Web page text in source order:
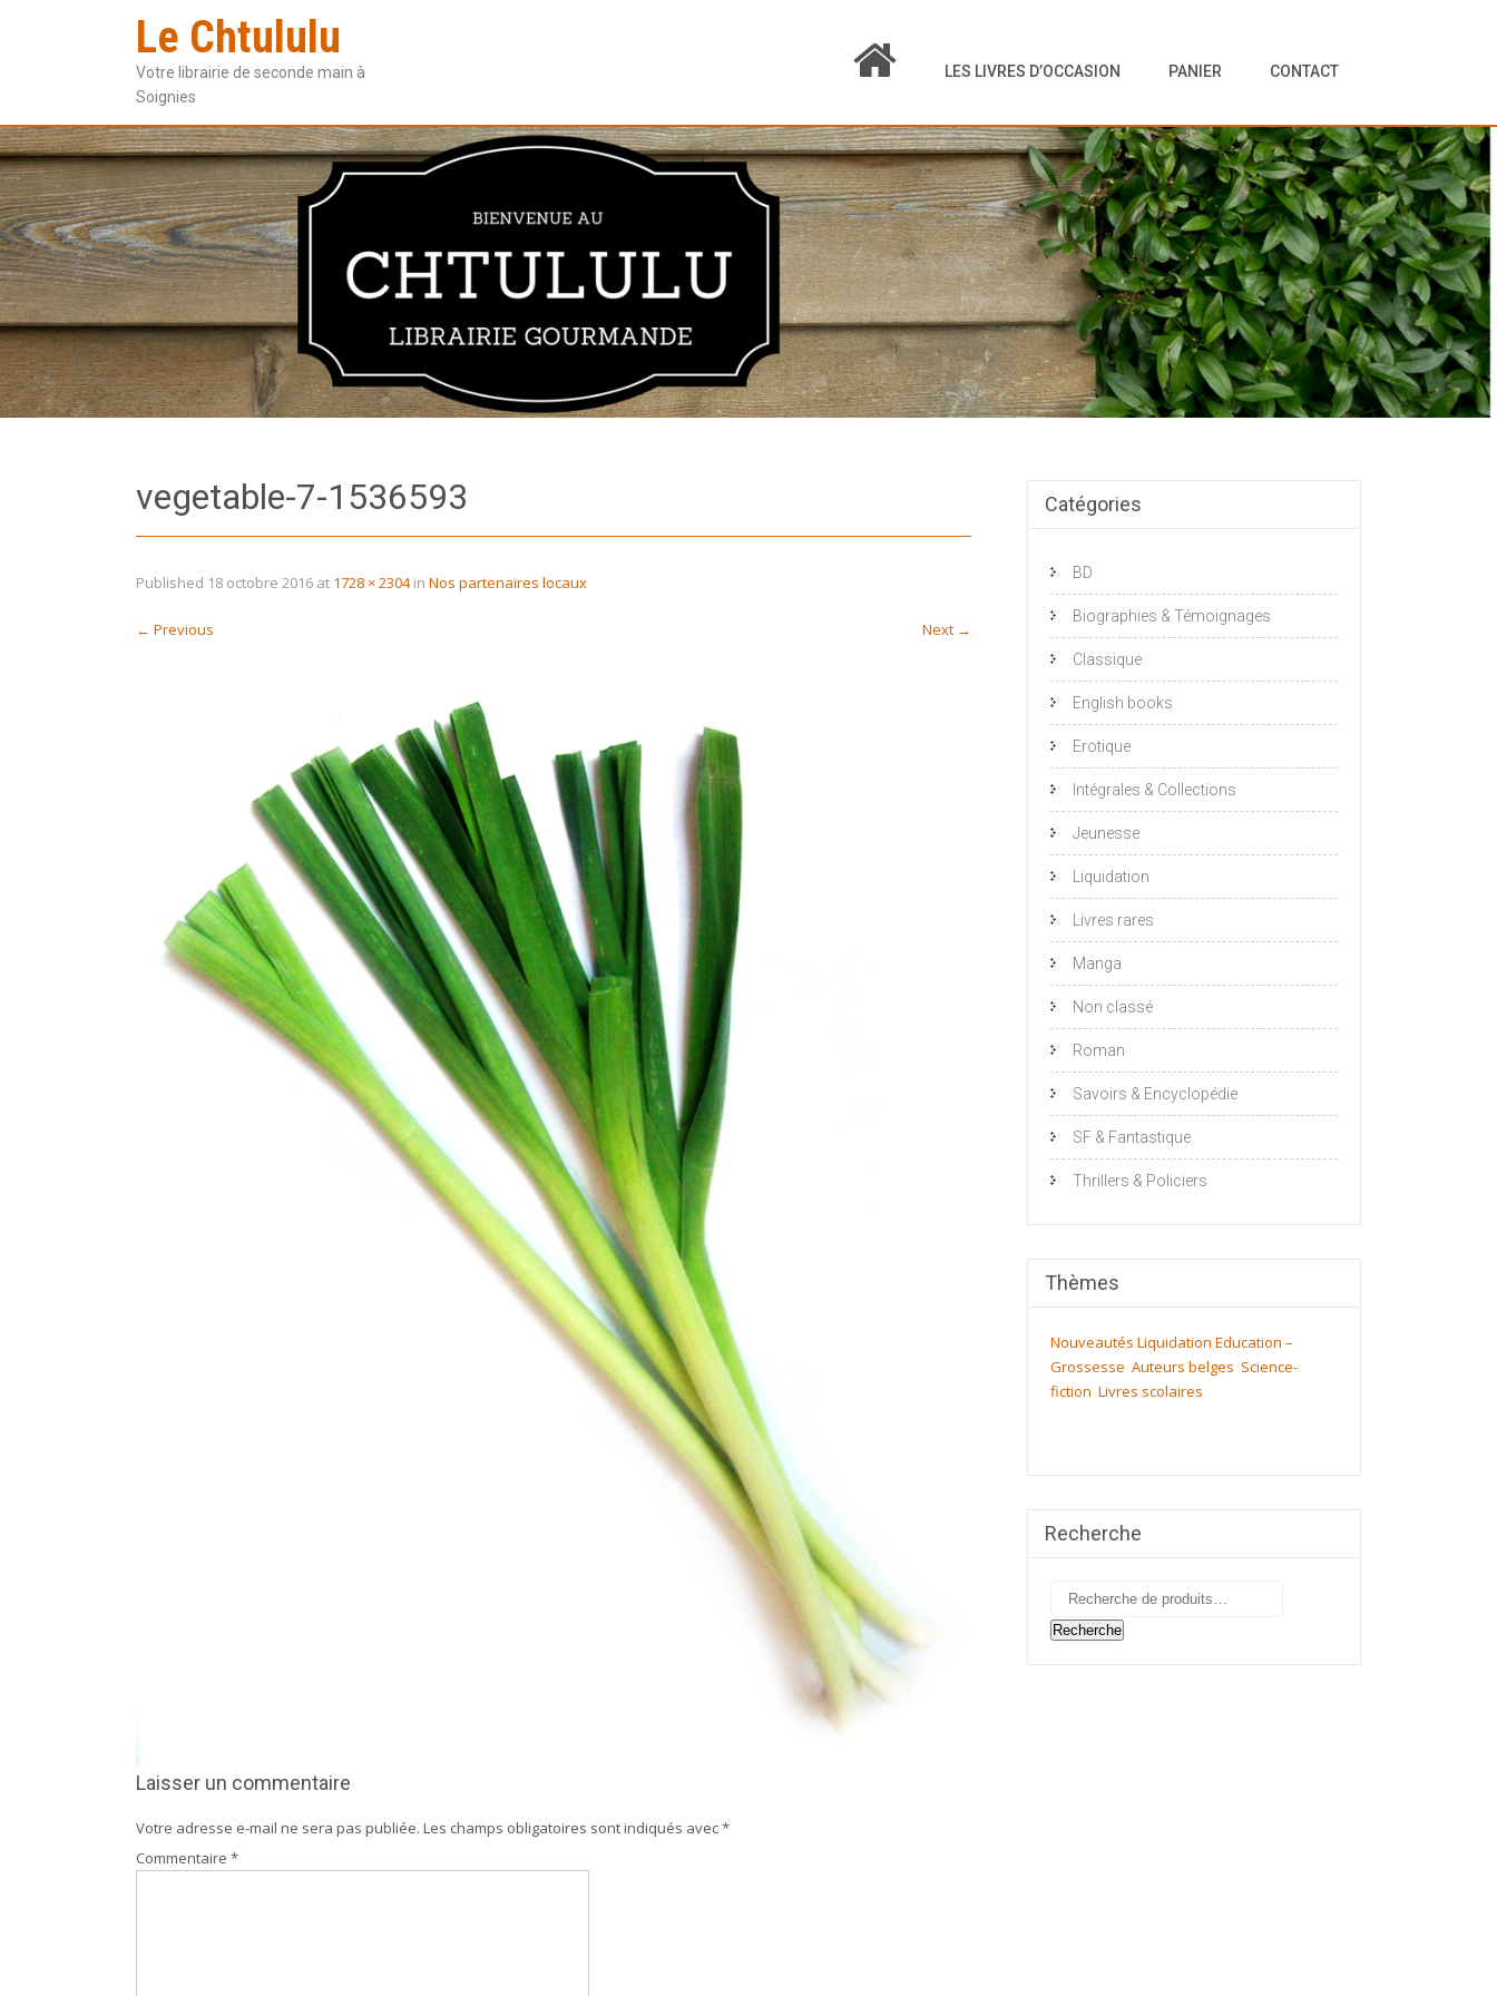
Le Chtululu
Votre librairie de seconde main à
Soignies
LES LIVRES D’OCCASION PANIER CONTACT
vegetable-7-1536593
Published 18 octobre 2016 at 1728 × 2304in Nos partenaires locaux
← Previous Next →
Laisser un commentaire
Votre adresse e-mail ne sera pas publiée. Les champs obligatoires sont indiqués avec*
Commentaire *
Catégories
BD
Biographies & Témoignages
Classique
English books
Erotique
Intégrales & Collections
Jeunesse
Liquidation
Livres rares
Manga
Non classé
Roman
Savoirs & Encyclopédie
SF & Fantastique
Thrillers & Policiers
Thèmes
Nouveautés Liquidation Education –
Grossesse Auteurs belges Science-
fiction Livres scolaires
Recherche
Recherche
pour :
Recherche